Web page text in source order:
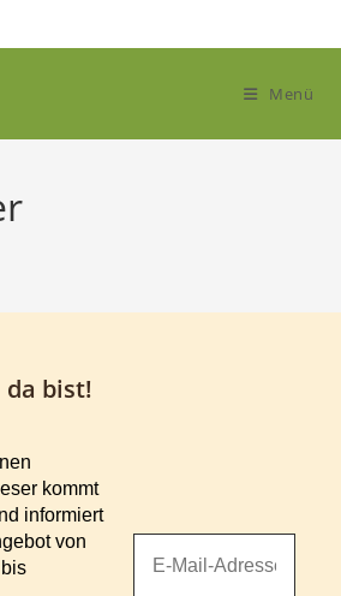
Menü
da bist!
kommt
informiert
von